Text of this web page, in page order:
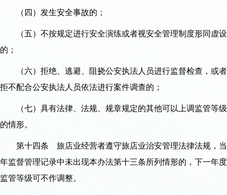
（四）发生安全事故的；
（五）不按规定进行安全演练或者视安全管理制度形同虚设
的；
（六）拒绝、逃避、阻挠公安执法人员进行监督检查，或者
拒不配合公安执法人员依法进行案件调查的；
（七）具有法律、法规、规章规定的其他可以上调监管等级
的情形。
第十四条 旅店业经营者遵守旅店业治安管理法律法规，当
年监督管理记录中未出现本办法第十三条所列情形的，下一年度
监管等级可不作调整。